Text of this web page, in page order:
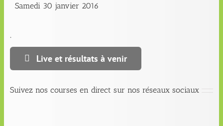
Samedi 30 janvier 2016
.
Live et résultats à venir
Suivez nos courses en direct sur nos réseaux sociaux